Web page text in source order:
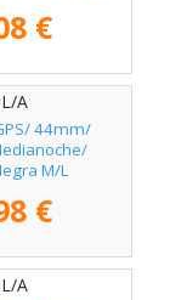
€
A
44mm/
M/L
€
A